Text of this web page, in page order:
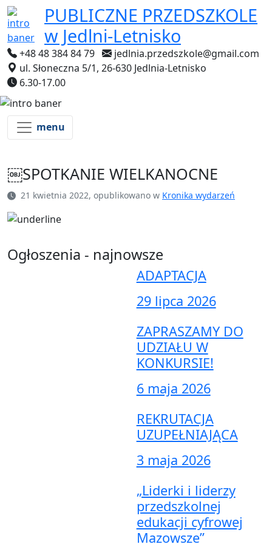
PUBLICZNE PRZEDSZKOLE
w Jedlni-Letnisko
+48 48 384 84 79
jedlnia.przedszkole@gmail.com
ul. Słoneczna 5/1, 26-630 Jedlnia-Letnisko
6.30-17.00
menu
￼SPOTKANIE WIELKANOCNE
21 kwietnia 2022, opublikowano w Kronika wydarzeń
Ogłoszenia - najnowsze
ADAPTACJA
29 lipca 2026
ZAPRASZAMY DO
UDZIAŁU W
KONKURSIE!
6 maja 2026
REKRUTACJA
UZUPEŁNIAJĄCA
3 maja 2026
„Liderki i liderzy
przedszkolnej
edukacji cyfrowej
Mazowsze”